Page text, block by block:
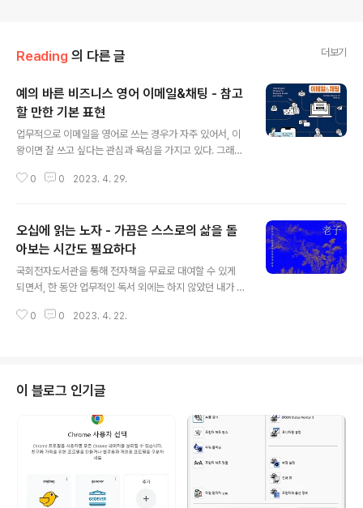
Reading 의 다른 글 더보기
예의 바른 비즈니스 영어 이메일&채팅 - 참고
할 만한 기본 표현
업무적으로 이메일을 영어로 쓰는 경우가 자주 있어서, 이
왕이면 잘 쓰고 싶다는 관심과 욕심을 가지고 있다. 그래서
에 드는 것이 있으면 대출을 해 보곤 했다. 하지만, 아직 내
에서 대출할 수 있는 전자책 중에 관련 된 것들을 몇 개 찜
했는데... 그중에 이 책도 있었다. 그런데, 저자가 일본사람
이라서 맘에 들지 않아... 다른 것들을 찾다가 마땅한 것이
없어서 결국 이 책을 보게 되었다. 내가 생각하는 이 책의
활용 방법 이 책을 읽고서 내 나름대로의 활용 방법을 간단
히 메모해 보려 한다. 1. 여러 상황에 따라 주제별로 정리한
0 0 2023. 4. 29.
오십에 읽는 노자 - 가끔은 스스로의 삶을 돌
아보는 시간도 필요하다
국회전자도서관을 통해 전자책을 무료로 대여할 수 있게
되면서, 한 동안 업무적인 독서 외에는 하지 않았던 내가 책
즈음에 다음에 읽을 책을 고르는 것도 설레는 시간이다. 앞
자의 도덕경은 몇 년 전에 "A journey of a thousand m
iles begins with a single step."이라는 영어 표현을
다루면서도 언급했던 적이 있다. 그때, 나중에 도덕경을 좀
더 자세히 보리라 생각했는데... 그 새 몇 해가 지나, 그 나중
에 지금이 된 것이다. b..
0 0 2023. 4. 22.
이 블로그 인기글